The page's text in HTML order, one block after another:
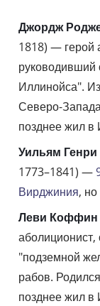
Джордж
1818) — герой
Иллинойса".
Северо-
позднее жил в
Уильям
1773–1841) —
Вирджиния,
Леви Коффин
аболиционист,
"подземной
рабов.
позднее жил в